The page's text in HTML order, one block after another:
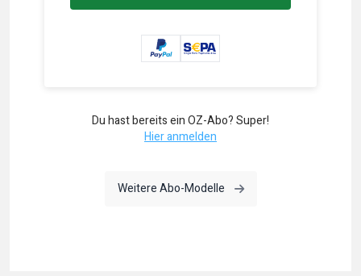
Du hast bereits ein OZ-Abo? Super!
Hier anmelden
Weitere Abo-Modelle